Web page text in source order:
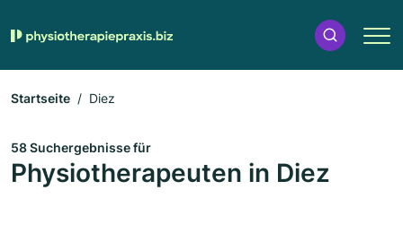
Startseite Diez
58 Suchergebnisse für
Physiotherapeuten in Diez